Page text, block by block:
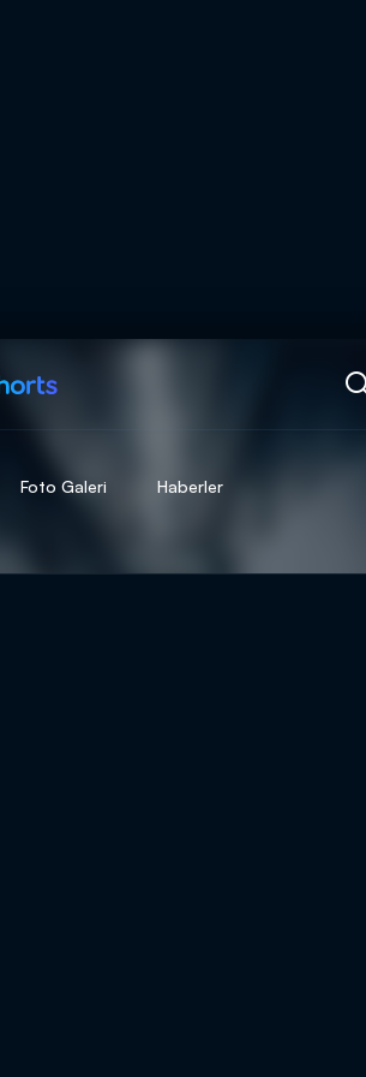
Foto Galeri Haberler